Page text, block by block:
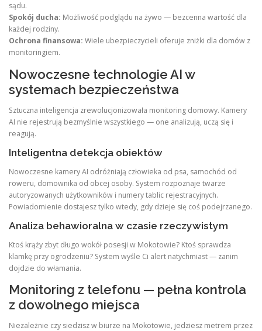
sądu.
Spokój ducha: Możliwość podglądu na żywo — bezcenna wartość dla
każdej rodziny.
Ochrona finansowa: Wiele ubezpieczycieli oferuje zniżki dla domów z
monitoringiem.
Nowoczesne technologie AI w
systemach bezpieczeństwa
Sztuczna inteligencja zrewolucjonizowała monitoring domowy. Kamery
AI nie rejestrują bezmyślnie wszystkiego — one analizują, uczą się i
reagują.
Inteligentna detekcja obiektów
Nowoczesne kamery AI odróżniają człowieka od psa, samochód od
roweru, domownika od obcej osoby. System rozpoznaje twarze
autoryzowanych użytkowników i numery tablic rejestracyjnych.
Powiadomienie dostajesz tylko wtedy, gdy dzieje się coś podejrzanego.
Analiza behawioralna w czasie rzeczywistym
Ktoś krąży zbyt długo wokół posesji w Mokotowie? Ktoś sprawdza
klamkę przy ogrodzeniu? System wyśle Ci alert natychmiast — zanim
dojdzie do włamania.
Monitoring z telefonu — pełna kontrola
z dowolnego miejsca
Niezależnie czy siedzisz w biurze na Mokotowie, jedziesz metrem przez